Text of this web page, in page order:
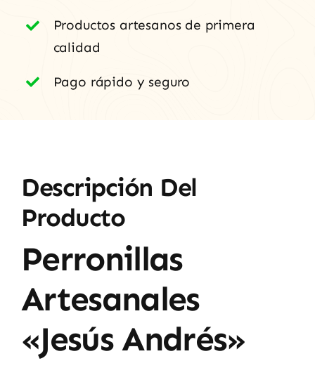
Productos artesanos de primera
calidad
Pago rápido y seguro
Descripción Del
Producto
Perronillas
Artesanales
«Jesús Andrés»